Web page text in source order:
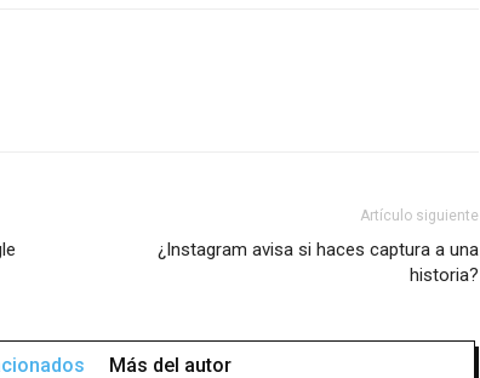
Artículo siguiente
¿Instagram avisa si haces captura a una
historia?
Más del autor